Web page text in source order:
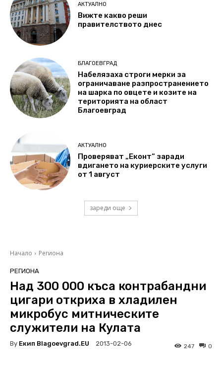
АКТУАЛНО
Вижте какво реши
правителството днес
БЛАГОЕВГРАД
Набелязаха строги мерки за
ограничаване разпространението
на шарка по овцете и козите на
територията на област
Благоевград
АКТУАЛНО
Проверяват „Еконт“ заради
вдигането на куриерските услуги
от 1 август
зареди още